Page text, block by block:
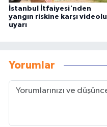
İstanbul İtfaiyesi'nden
yangın riskine karşı videolu
uyarı
Yorumlar